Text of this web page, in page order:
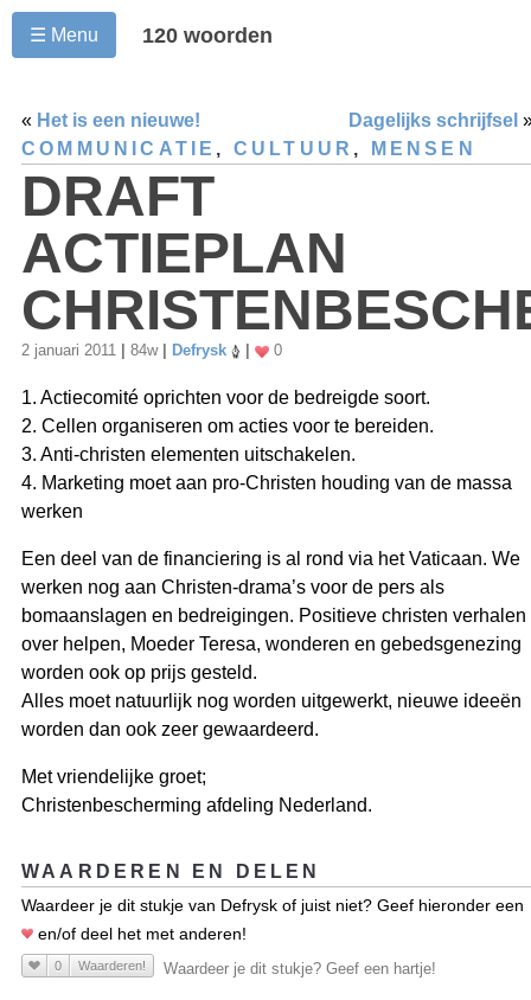
☰ Menu 120 woorden
« Het is een nieuwe! Dagelijks schrijfsel
COMMUNICATIE , CULTUUR , MENSEN
DRAFT
ACTIEPLAN
2 januari 2011 84w Defrysk 0
1. Actiecomité oprichten voor de bedreigde soort.
2. Cellen organiseren om acties voor te bereiden.
3. Anti-christen elementen uitschakelen.
4. Marketing moet aan pro-Christen houding van de massa
werken
Een deel van de financiering is al rond via het Vaticaan. We
werken nog aan Christen-drama’s voor de pers als
bomaanslagen en bedreigingen. Positieve christen verhalen
over helpen, Moeder Teresa, wonderen en gebedsgenezing
worden ook op prijs gesteld.
Alles moet natuurlijk nog worden uitgewerkt, nieuwe ideeën
worden dan ook zeer gewaardeerd.
Met vriendelijke groet;
Christenbescherming afdeling Nederland.
WAARDEREN EN DELEN
Waardeer je dit stukje van Defrysk of juist niet? Geef hieronder een
en/of deel het met anderen!
0 Waarderen! Waardeer je dit stukje? Geef een hartje!